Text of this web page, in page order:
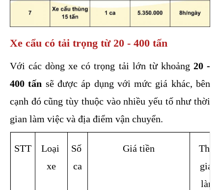
Xe cẩu có tải trọng từ 20 - 400 tấn
Với các dòng xe có trọng tải lớn từ khoảng 20 -
400 tấn sẽ được áp dụng với mức giá khác, bên
cạnh đó cũng tùy thuộc vào nhiều yếu tố như thời
gian làm việc và địa điểm vận chuyển.
STT
Loại
xe
Số
ca
Giá tiền
Thời
gian
làm